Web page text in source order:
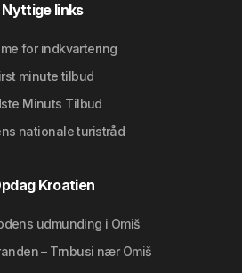
Nyttige links
for indkvartering
minute tilbud
Minuts Tilbud
nationale turistråd
Kroatien
udmunding i Omiš
– Trnbusi nær Omiš